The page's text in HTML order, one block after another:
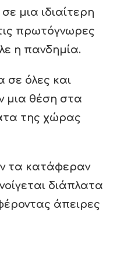
μια ιδιαίτερη
πρωτόγνωρες
η πανδημία.
όλες και
μια θέση στα
της χώρας
τα κατάφεραν
διάπλατα
άπειρες